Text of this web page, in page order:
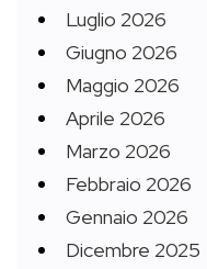
Luglio 2026
Giugno 2026
Maggio 2026
Aprile 2026
Marzo 2026
Febbraio 2026
Gennaio 2026
Dicembre 2025